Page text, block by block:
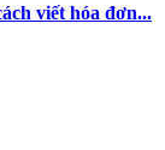
viết hóa đơn...